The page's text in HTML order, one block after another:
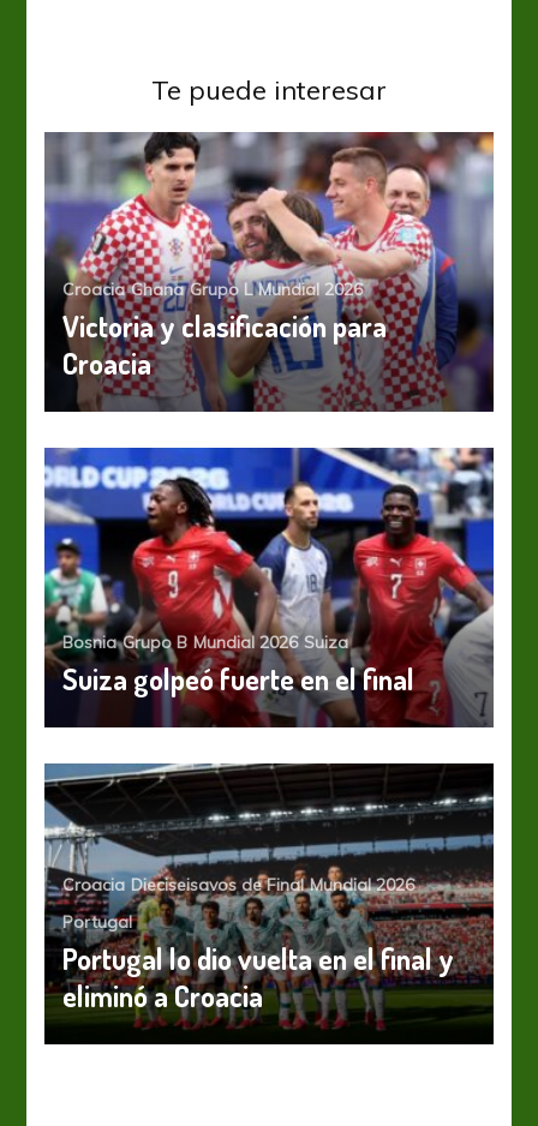
Te puede interesar
Croacia Ghana Grupo L Mundial 2026
Victoria y clasificación para
Croacia
Bosnia Grupo B Mundial 2026 Suiza
Suiza golpeó fuerte en el final
Croacia Dieciseisavos de Final Mundial 2026
Portugal
Portugal lo dio vuelta en el final y
eliminó a Croacia